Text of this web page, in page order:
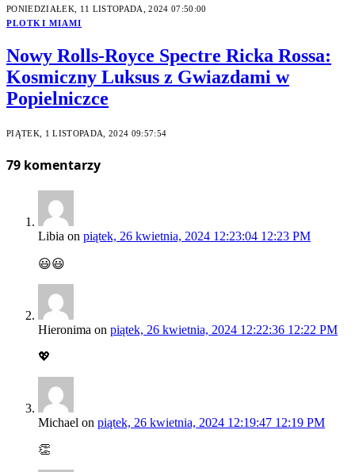
PONIEDZIAŁEK, 11 LISTOPADA, 2024 07:50:00
PLOTKI MIAMI
Nowy Rolls-Royce Spectre Ricka Rossa:
Kosmiczny Luksus z Gwiazdami w
Popielniczce
PIĄTEK, 1 LISTOPADA, 2024 09:57:54
79 komentarzy
Libia on piątek, 26 kwietnia, 2024 12:23:04 12:23 PM
😃😃
Hieronima on piątek, 26 kwietnia, 2024 12:22:36 12:22 PM
💖
Michael on piątek, 26 kwietnia, 2024 12:19:47 12:19 PM
👏